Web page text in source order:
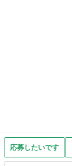
応募したいです